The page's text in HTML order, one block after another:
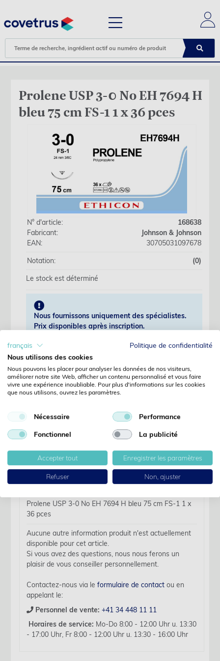
Prolene USP 3-0 No EH 7694 H
bleu 75 cm FS-1 1 x 36 pces
N° d'article:
168638
Fabricant:
Johnson & Johnson
EAN:
30705031097678
Notation:
(0)
Le stock est déterminé
Nous fournissons uniquement des spécialistes.
Prix disponibles après inscription.
Pas encore client?
Enregistrer
Mot de passe oublié?
Détails
Des détails
Prolene USP 3-0 No EH 7694 H bleu 75 cm FS-1 1 x
36 pces
Aucune autre information produit n'est actuellement
disponible pour cet article.
Si vous avez des questions, nous nous ferons un
plaisir de vous conseiller personnellement.
Contactez-nous via leformulaire de contact ou en
appelant le:
Personnel de vente: +41 34 448 11 11
Horaires de service: Mo-Do 8:00 - 12:00 Uhr u. 13:30
- 17:00 Uhr, Fr 8:00 - 12:00 Uhr u. 13:30 - 16:00 Uhr
français
Politique de confidentialité
Nous utilisons des cookies
Nous pouvons les placer pour analyser les données de nos visiteurs,
améliorer notre site Web, afficher un contenu personnalisé et vous faire
vivre une expérience inoubliable. Pour plus d'informations sur les cookies
que nous utilisons, ouvrez les paramètres.
Nécessaire Performance
Fonctionnel La publicité
Accepter tout Enregistrer les paramètres
Refuser Non, ajuster